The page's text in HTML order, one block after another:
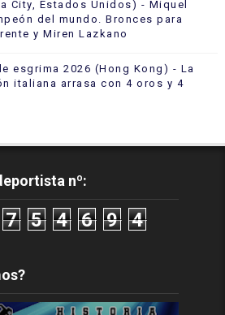
City, Estados Unidos) - Miquel
del mundo. Bronces para
y Miren Lazkano
esgrima 2026 (Hong Kong) - La
italiana arrasa con 4 oros y 4
nº:
7 5 4 6 9 4